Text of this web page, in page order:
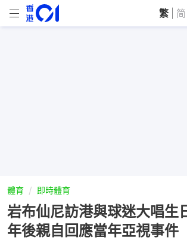
繁 简
體育 即時體育
岩布仙尼訪港與球迷大唱
年後親自回應當年亞視事件